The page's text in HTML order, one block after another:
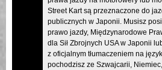
Tokyo Asakusa
Okinawa
Street Kart są przeznaczone do
publicznych w Japonii. Musisz
prawo jazdy, Międzynarodowe
dla Sił Zbrojnych USA w Japonii
z oficjalnym tłumaczeniem na
pochodzisz ze Szwajcarii,